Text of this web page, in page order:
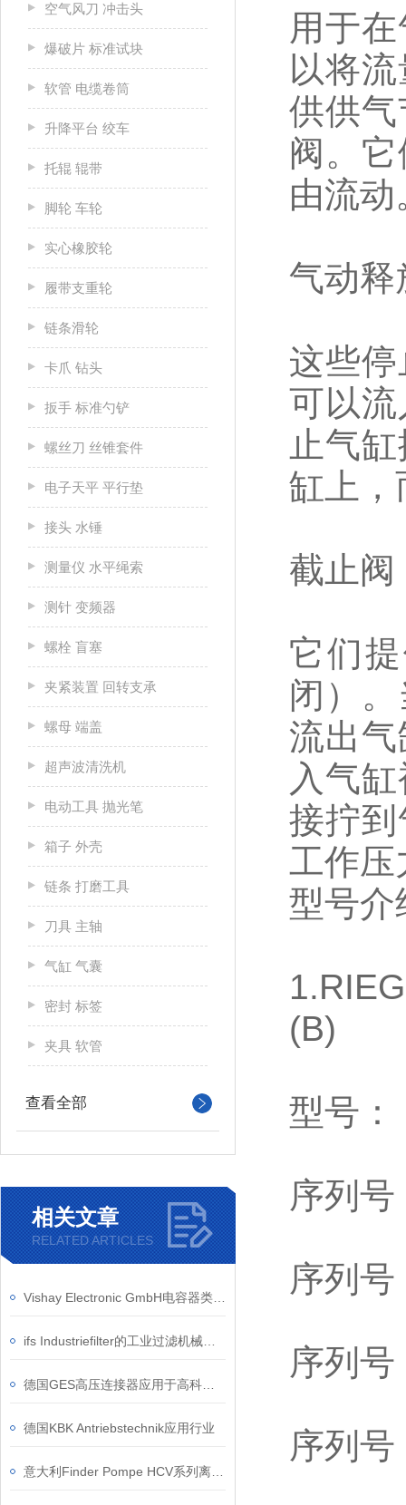
空气风刀 冲击头
爆破片 标准试块
软管 电缆卷筒
升降平台 绞车
托辊 辊带
脚轮 车轮
实心橡胶轮
履带支重轮
链条滑轮
卡爪 钻头
扳手 标准勺铲
螺丝刀 丝锥套件
电子天平 平行垫
接头 水锤
测量仪 水平绳索
测针 变频器
螺栓 盲塞
夹紧装置 回转支承
螺母 端盖
超声波清洗机
电动工具 抛光笔
箱子 外壳
链条 打磨工具
刀具 主轴
气缸 气囊
密封 标签
夹具 软管
查看全部
相关文章
RELATED ARTICLES
德国KBK Antriebstechnik应用行业
用于
以将
供供
阀。
由流
气动释
这些
可以
止气
缸上，
截止阀
它们
闭）
流出
入气
接拧
工作压
型号介
(B)
型号：
序列
序列
序列
序列